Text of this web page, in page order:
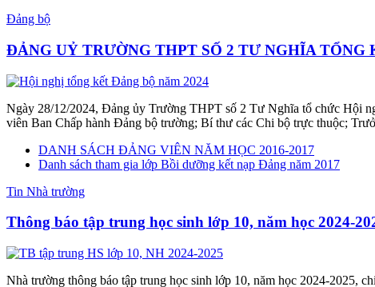
Đảng bộ
ĐẢNG UỶ TRƯỜNG THPT SỐ 2 TƯ NGHĨA
Ngày 28/12/2024, Đảng ủy Trường THPT số 2 Tư Nghĩa tổ chức Hội
viên Ban Chấp hành Đảng bộ trường; Bí thư các Chi bộ trực thuộc;
DANH SÁCH ĐẢNG VIÊN NĂM HỌC 2016-2017
Danh sách tham gia lớp Bồi dưỡng kết nạp Đảng năm 2017
Tin Nhà trường
Thông báo tập trung học sinh lớp 10, năm học 2024-
Nhà trường thông báo tập trung học sinh lớp 10, năm học 2024-2025,